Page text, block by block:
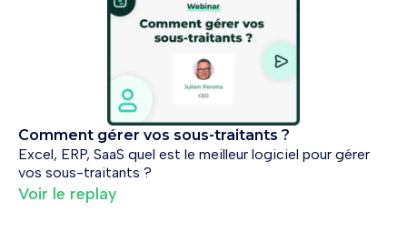
Comment gérer vos sous-traitants ?
Excel, ERP, SaaS quel est le meilleur logiciel pour gérer
vos sous-traitants ?
Voir le replay